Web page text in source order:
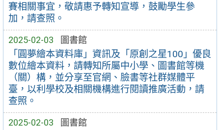
賽相關事宜，敬請惠予轉知宣導，鼓勵學生參
加，請查照。
2025-02-03 圖書館
「圓夢繪本資料庫」資訊及「原創之星100」優良
數位繪本資料，請轉知所屬中小學、圖書館等機
（關）構，並分享至官網、臉書等社群媒體平
臺，以利學校及相關機構進行閱讀推廣活動，請
查照。
2025-02-03 圖書館